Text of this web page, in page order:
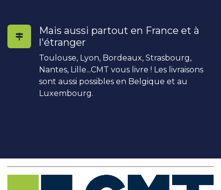
Mais aussi partout en France et à
l'étranger
Toulouse, Lyon, Bordeaux, Strasbourg,
Nantes, Lille...CMT vous livre ! Les livraisons
sont aussi possibles en Belgique et au
Luxembourg.